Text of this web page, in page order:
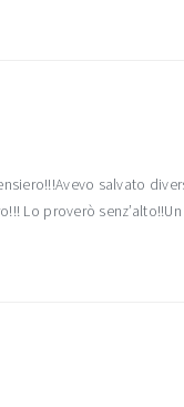
salvato
Lo proverò